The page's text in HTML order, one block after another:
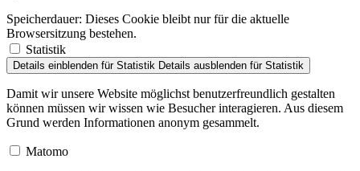
Speicherdauer: Dieses Cookie bleibt nur für die aktuelle
Browsersitzung bestehen.
Statistik
Details einblenden für Statistik Details ausblenden für Statistik
Damit wir unsere Website möglichst benutzerfreundlich gestalten
können müssen wir wissen wie Besucher interagieren. Aus diesem
Grund werden Informationen anonym gesammelt.
Matomo